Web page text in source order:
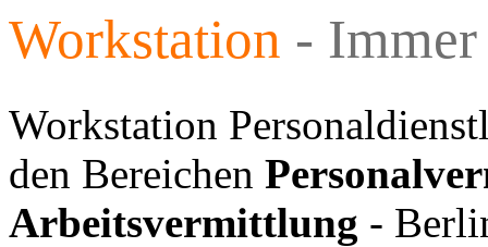
Workstation -
Workstation
den Bereichen
Arbeitsvermittlung -